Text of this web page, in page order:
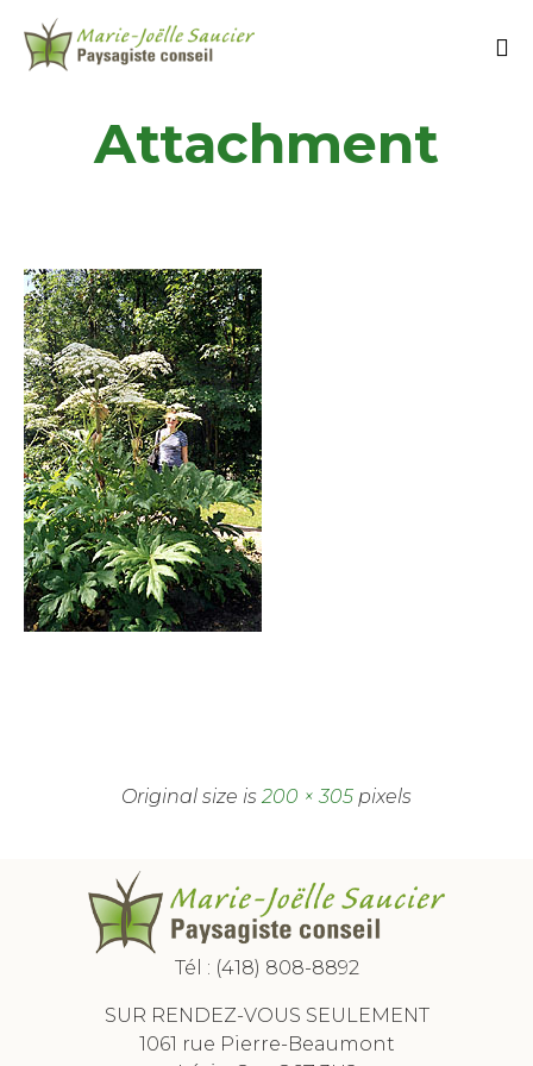
Attachment
Original size is 200 × 305 pixels
Tél : (418) 808-8892
SUR RENDEZ-VOUS SEULEMENT
1061 rue Pierre-Beaumont